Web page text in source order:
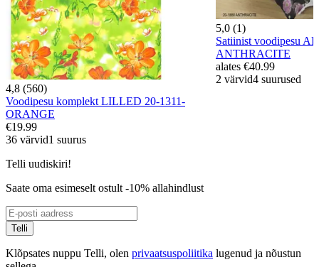
4,8 (560)
Voodipesu komplekt LILLED 20-1311-
ORANGE
€19.99
36 värvid1 suurus
5,0 (1)
Satiinist voodipesu
ANTHRACITE
alates €40.99
2 värvid4 suurused
Telli uudiskiri!
Saate oma esimeselt ostult -10% allahindlust
Telli
Klõpsates nuppu Telli, olen privaatsuspoliitika lugenud ja nõustun